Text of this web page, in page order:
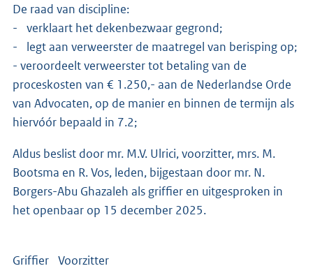
De raad van discipline:
- verklaart het dekenbezwaar gegrond;
- legt aan verweerster de maatregel van berisping op;
- veroordeelt verweerster tot betaling van de
proceskosten van € 1.250,- aan de Nederlandse Orde
van Advocaten, op de manier en binnen de termijn als
hiervóór bepaald in 7.2;
Aldus beslist door mr. M.V. Ulrici, voorzitter, mrs. M.
Bootsma en R. Vos, leden, bijgestaan door mr. N.
Borgers-Abu Ghazaleh als griffier en uitgesproken in
het openbaar op 15 december 2025.
Griffier Voorzitter